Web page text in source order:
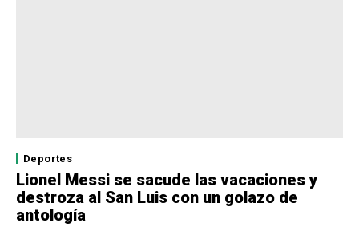
Deportes
Lionel Messi se sacude las vacaciones y
destroza al San Luis con un golazo de
antología